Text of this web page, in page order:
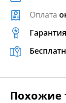
Оплата
Гарантия
Похожие